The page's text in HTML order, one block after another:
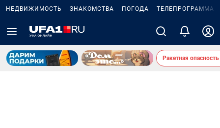
НЕДВИЖИМОСТЬ ЗНАКОМСТВА ПОГОДА ТЕЛЕПРОГРАММА
Ракетная